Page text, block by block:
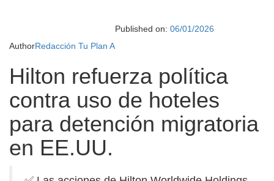
AuthorRedacción Tu Plan A
Published on: 06/01/2026
Hilton refuerza política
contra uso de hoteles
para detención migratoria
en EE.UU.